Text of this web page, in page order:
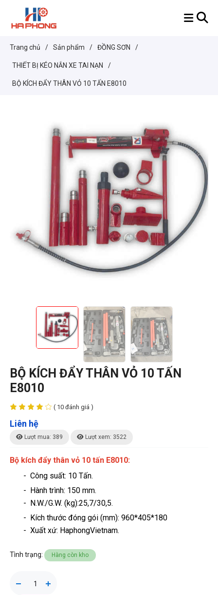
Trang chủ / Sản phẩm / ĐỒNG SƠN /
THIẾT BỊ KÉO NẮN XE TAI NẠN /
BỘ KÍCH ĐẨY THÂN VỎ 10 TẤN E8010
BỘ KÍCH ĐẨY THÂN VỎ 10 TẤN
E8010
( 10 đánh giá )
Liên hệ
Lượt mua: 389 Lượt xem: 3522
Bộ kích đẩy thân vỏ 10 tấn E8010:
- Công suất: 10 Tấn.
- Hành trình: 150 mm.
- N.W./G.W. (kg):25,7/30,5.
- Kích thước đóng gói (mm): 960*405*180
- Xuất xứ: HaphongVietnam.
Tình trạng: Hàng còn kho